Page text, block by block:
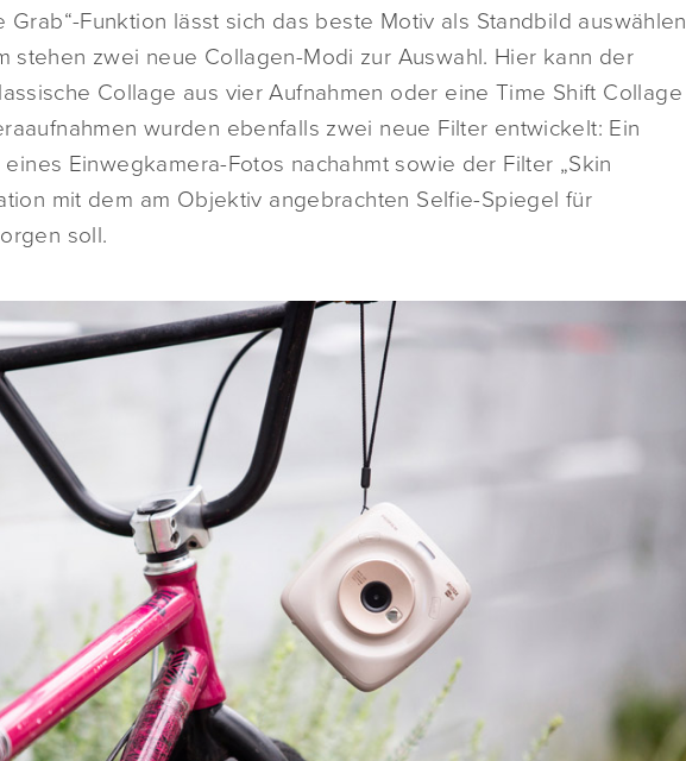
Grab“-Funktion lässt sich das beste Motiv als Standbild auswählen
stehen zwei neue Collagen-Modi zur Auswahl. Hier kann der
Collage aus vier Aufnahmen oder eine Time Shift Collage
wurden ebenfalls zwei neue Filter entwickelt: Ein
Einwegkamera-Fotos nachahmt sowie der Filter „Skin
mit dem am Objektiv angebrachten Selfie-Spiegel für
soll.